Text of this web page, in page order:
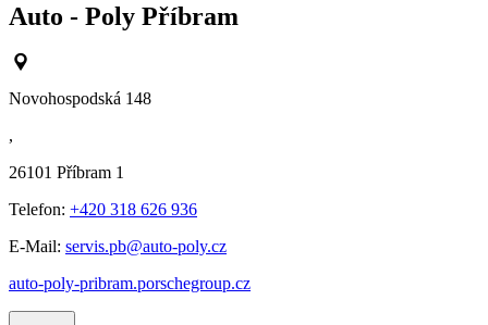
Auto - Poly Příbram
Novohospodská 148
,
26101 Příbram 1
Telefon: +420 318 626 936
E-Mail: servis.pb@auto-poly.cz
auto-poly-pribram.porschegroup.cz